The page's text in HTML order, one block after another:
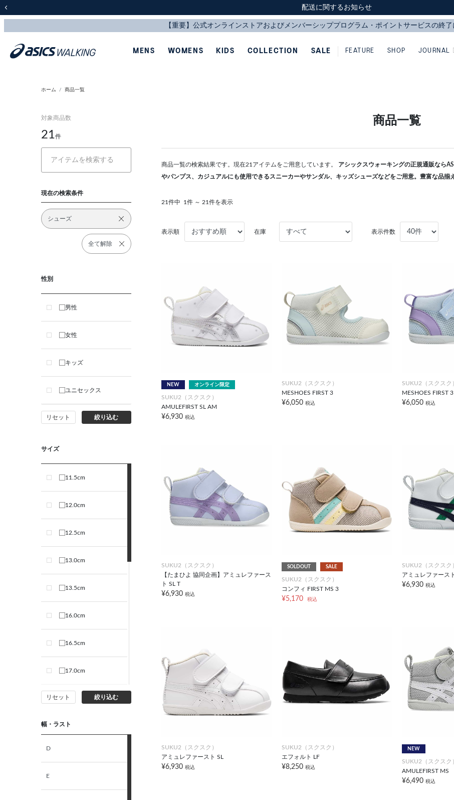
スクスク（SUKU2）価格改定のお知らせ
配送に関するお知らせ
スクスク（SUKU2）価格改定のお知らせ
配送に関するお知らせ
MENS WOMENS KIDS COLLECTION SALE FEATURE SHOP JOURNAL
ホーム 商品一覧
対象商品数
21件
現在の検索条件
シューズ
全て解除
性別
男性
女性
キッズ
ユニセックス
リセット 絞り込む
サイズ
11.5cm
12.0cm
12.5cm
13.0cm
13.5cm
16.0cm
16.5cm
17.0cm
17.5cm
18.0cm
リセット 絞り込む
幅・ラスト
D
E
商品一覧
商品一覧の検索結果です。現在21アイテムをご用意しています。 アシックスウォーキングの正規通販なら
やパンプス、カジュアルにも使用できるスニーカーやサンダル、キッズシューズなどをご用意。豊富な品揃
21件中 1件 ～ 21件を表示
表示順 在庫 表示件数
NEW オンライン限定
SUKU2（スクスク）
AMULEFIRST SL AM
¥6,930 税込
SUKU2（スクスク）
MESHOES FIRST 3
¥6,050 税込
SUKU2（スクスク
MESHOES FIRST 3
¥6,050 税込
SUKU2（スクスク）
【たまひよ 協同企画】アミュレファース
ト SL T
¥6,930 税込
SOLDOUT SALE
SUKU2（スクスク）
コンフィ FIRST MS 3
¥5,170 税込
SUKU2（スクスク
アミュレファース
¥6,930 税込
SUKU2（スクスク）
アミュレファースト SL
¥6,930 税込
SUKU2（スクスク）
エフォルト LF
¥8,250 税込
NEW
SUKU2（スクスク
AMULEFIRST MS
¥6,490 税込